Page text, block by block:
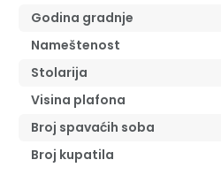
Godina gradnje
Nameštenost
Stolarija
Visina plafona
Broj spavaćih soba
Broj kupatila